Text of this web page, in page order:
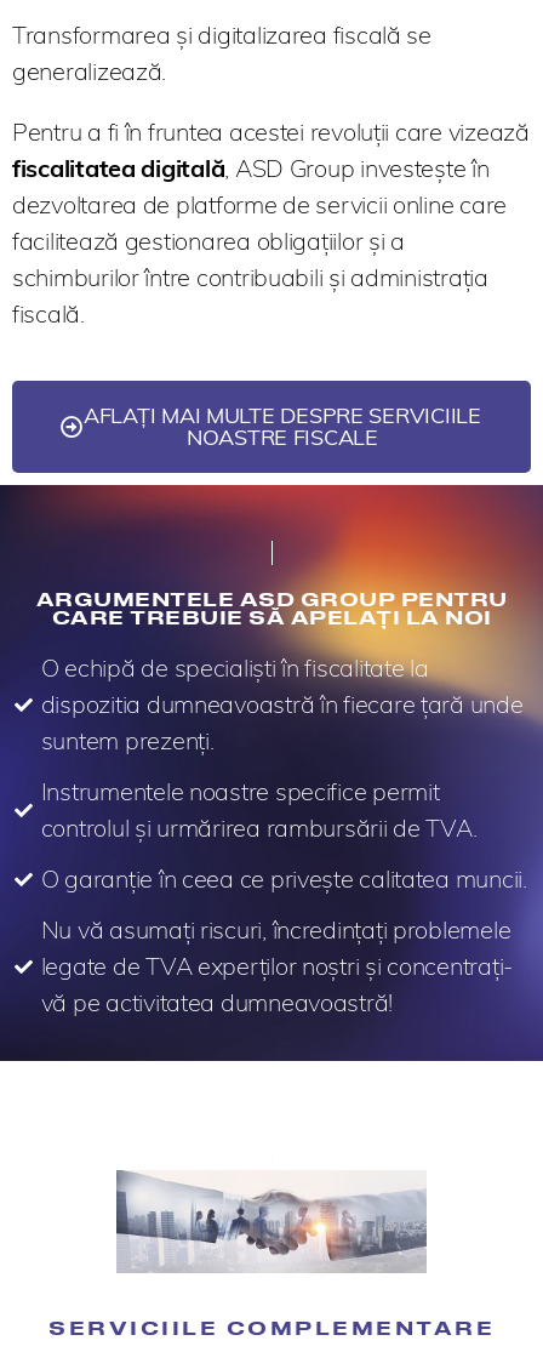
Transformarea și digitalizarea fiscală se
generalizează.
Pentru a fi în fruntea acestei revoluții care vizează
fiscalitatea digitală, ASD Group investește în
dezvoltarea de platforme de servicii online care
facilitează gestionarea obligațiilor și a
schimburilor între contribuabili și administrația
fiscală.
AFLAȚI MAI MULTE DESPRE SERVICIILE
NOASTRE FISCALE
ARGUMENTELE ASD GROUP PENTRU
CARE TREBUIE SĂ APELAȚI LA NOI
O echipă de specialiști în fiscalitate la
dispozitia dumneavoastră în fiecare țară unde
suntem prezenți.
Instrumentele noastre specifice permit
controlul și urmărirea rambursării de TVA.
O garanție în ceea ce privește calitatea muncii.
Nu vă asumați riscuri, încredințați problemele
legate de TVA experților noștri și concentrați-
vă pe activitatea dumneavoastră!
SERVICIILE COMPLEMENTARE